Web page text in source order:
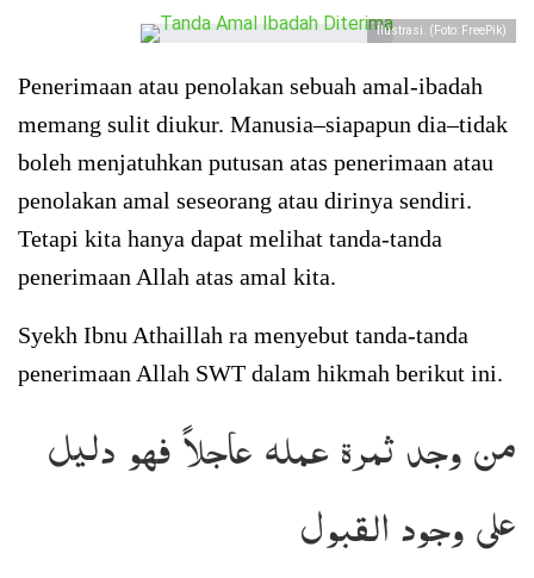
Ilustrasi. (Foto: FreePik)
Penerimaan atau penolakan sebuah amal-ibadah
memang sulit diukur. Manusia–siapapun dia–tidak
boleh menjatuhkan putusan atas penerimaan atau
penolakan amal seseorang atau dirinya sendiri.
Tetapi kita hanya dapat melihat tanda-tanda
penerimaan Allah atas amal kita.
Syekh Ibnu Athaillah ra menyebut tanda-tanda
penerimaan Allah SWT dalam hikmah berikut ini.
من وجد ثمرة عمله عاجلاً فهو دليل
على وجود القبول